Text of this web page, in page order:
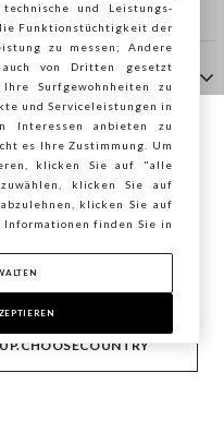
04240010274 - Kap.
-2.4.0
STEFANEL
Standort
Österreich
und Leistungs-
Funktionstüchtigkeit der
zu messen; Andere
auch von Dritten gesetzt
Surfgewohnheiten zu
und Serviceleistungen in
Interessen anbieten zu
es Ihre Zustimmung. Um
klicken Sie auf "alle
klicken Sie auf
klicken Sie auf
finden Sie in